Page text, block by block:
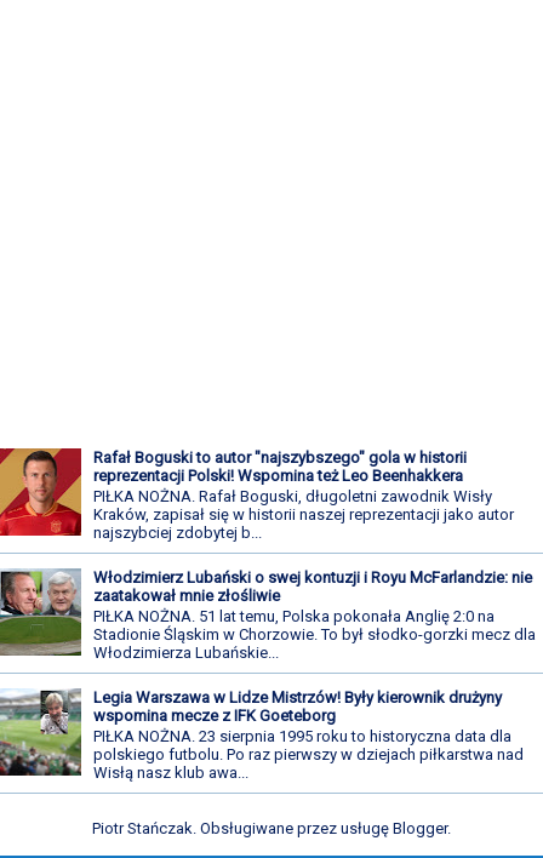
Rafał Boguski to autor "najszybszego" gola w historii
reprezentacji Polski! Wspomina też Leo Beenhakkera
PIŁKA NOŻNA. Rafał Boguski, długoletni zawodnik Wisły
Kraków, zapisał się w historii naszej reprezentacji jako autor
najszybciej zdobytej b...
Włodzimierz Lubański o swej kontuzji i Royu McFarlandzie: nie
zaatakował mnie złośliwie
PIŁKA NOŻNA. 51 lat temu, Polska pokonała Anglię 2:0 na
Stadionie Śląskim w Chorzowie. To był słodko-gorzki mecz dla
Włodzimierza Lubańskie...
Legia Warszawa w Lidze Mistrzów! Były kierownik drużyny
wspomina mecze z IFK Goeteborg
PIŁKA NOŻNA. 23 sierpnia 1995 roku to historyczna data dla
polskiego futbolu. Po raz pierwszy w dziejach piłkarstwa nad
Wisłą nasz klub awa...
Piotr Stańczak. Obsługiwane przez usługę Blogger.